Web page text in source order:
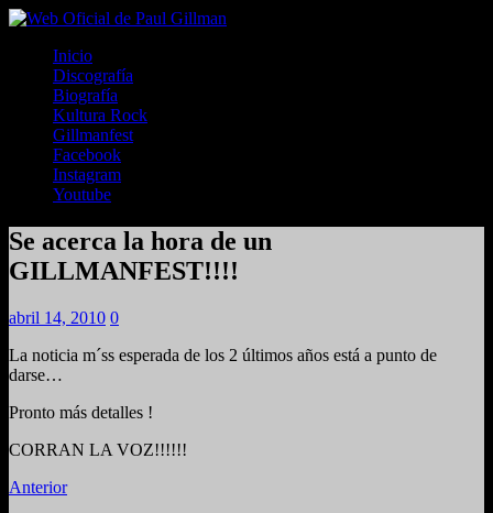
Inicio
Discografía
Biografía
Kultura Rock
Gillmanfest
Facebook
Instagram
Youtube
Se acerca la hora de un
GILLMANFEST!!!!
abril 14, 2010 0
La noticia m´ss esperada de los 2 últimos años está a punto de
darse…
Pronto más detalles !
CORRAN LA VOZ!!!!!!
Anterior